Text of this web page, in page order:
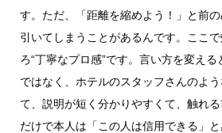
す。ただ、「距離を縮めよう！」と前
引いてしまうことがあるんです。ここ
ろ“丁寧なプロ感”です。言い方を変え
ではなく、ホテルのスタッフさんのよ
て、説明が短く分かりやすくて、触れ
だけで本人は「この人は信用できる」と